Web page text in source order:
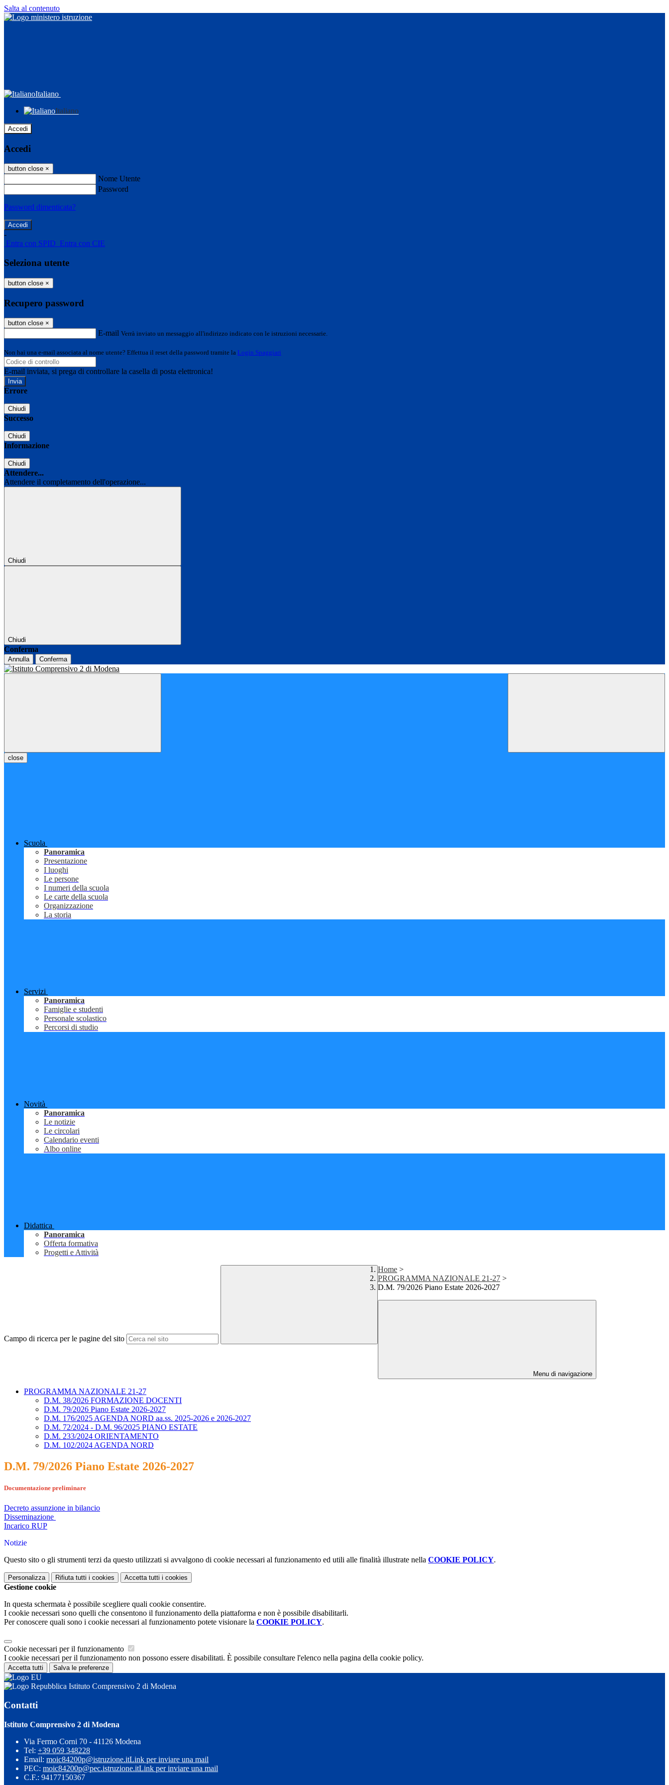
Salta al contenuto
Italiano
Italiano
Accedi
Accedi
button close ×
Nome Utente
Password
Password dimenticata?
-
Entra con SPID Entra con CIE
Seleziona utente
button close ×
Recupero password
button close ×
E-mail Verrà inviato un messaggio all'indirizzo indicato con le istruzioni necessarie.
Non hai una e-mail associata al nome utente? Effettua il reset della password tramite la Login Spaggiari
E-mail inviata, si prega di controllare la casella di posta elettronica!
Errore
Chiudi
Successo
Chiudi
Informazione
Chiudi
Attendere...
Attendere il completamento dell'operazione...
Chiudi
Chiudi
Conferma
Annulla Conferma
close
Scuola
Panoramica
Presentazione
I luoghi
Le persone
I numeri della scuola
Le carte della scuola
Organizzazione
La storia
Servizi
Panoramica
Famiglie e studenti
Personale scolastico
Percorsi di studio
Novità
Panoramica
Le notizie
Le circolari
Calendario eventi
Albo online
Didattica
Panoramica
Offerta formativa
Progetti e Attività
Campo di ricerca per le pagine del sito
Home >
PROGRAMMA NAZIONALE 21-27 >
D.M. 79/2026 Piano Estate 2026-2027
Menu di navigazione
PROGRAMMA NAZIONALE 21-27
D.M. 38/2026 FORMAZIONE DOCENTI
D.M. 79/2026 Piano Estate 2026-2027
D.M. 176/2025 AGENDA NORD aa.ss. 2025-2026 e 2026-2027
D.M. 72/2024 - D.M. 96/2025 PIANO ESTATE
D.M. 233/2024 ORIENTAMENTO
D.M. 102/2024 AGENDA NORD
D.M. 79/2026 Piano Estate 2026-2027
Documentazione preliminare
Decreto assunzione in bilancio
Disseminazione
Incarico RUP
Notizie
Questo sito o gli strumenti terzi da questo utilizzati si avvalgono di cookie necessari al funzionamento ed utili alle finalità illustrate nella COOKIE POLICY.
Personalizza Rifiuta tutti i cookies Accetta tutti i cookies
Gestione cookie
In questa schermata è possibile scegliere quali cookie consentire.
I cookie necessari sono quelli che consentono il funzionamento della piattaforma e non è possibile disabilitarli.
Per conoscere quali sono i cookie necessari al funzionamento potete visionare la COOKIE POLICY.
Cookie necessari per il funzionamento
I cookie necessari per il funzionamento non possono essere disabilitati. È possibile consultare l'elenco nella pagina della cookie policy.
Accetta tutti Salva le preferenze
Istituto Comprensivo 2 di Modena
Contatti
Istituto Comprensivo 2 di Modena
Via Fermo Corni 70 - 41126 Modena
Tel: +39 059 348228
Email: moic84200p@istruzione.itLink per inviare una mail
PEC: moic84200p@pec.istruzione.itLink per inviare una mail
C.F.: 94177150367